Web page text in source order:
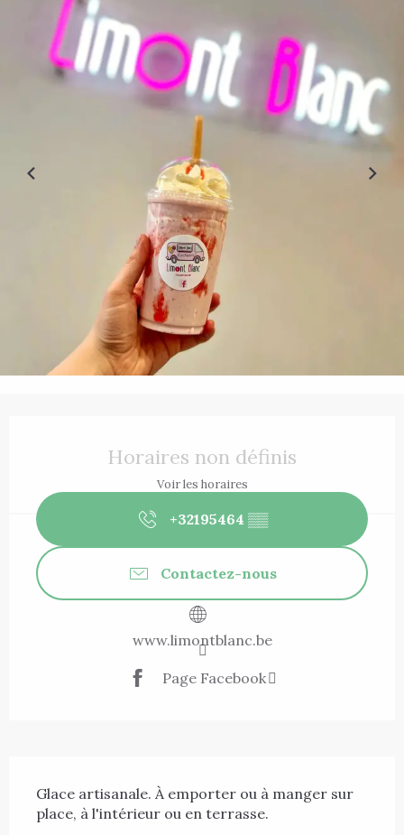
Horaires non définis
Voir les horaires
+32195464 ▒▒
Contactez-nous
www.limontblanc.be
Page Facebook
Glace artisanale. À emporter ou à manger sur
place, à l'intérieur ou en terrasse.